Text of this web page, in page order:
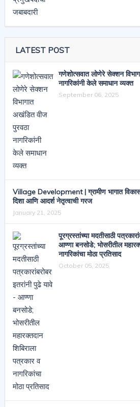
LATEST POST
गणेशोत्सवात लोणेरे सेक्शन
नागरिकांनी केले समाधान व्यक्त
September 06, 2025
Village Development | ग्रामीण भागात
दिशा आणि आदर्श नेतृत्वाची गरज
January 21, 2025
पूरग्रस्तांच्या मदतीसाठी
आण्णा बनसोडे; भोसरीतील
नागरिकांचा मोठा प्रतिसाद
October 05, 2025